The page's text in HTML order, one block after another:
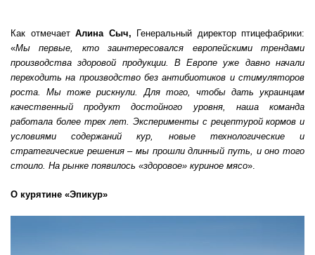
Как отмечает Алина Сыч,
Генеральный директор птицефабрики:
«Мы первые, кто заинтересовался европейскими трендами
производства здоровой продукции. В Европе уже давно начали
переходить на производство без антибиотиков и стимуляторов
роста. Мы тоже рискнули. Для того, чтобы дать украинцам
качественный продукт достойного уровня, наша команда
работала более трех лет. Эксперименты с рецептурой кормов и
условиями содержаний кур, новые технологические и
стратегические решения – мы прошли длинный путь, и оно того
стоило. На рынке появилось «здоровое» куриное мясо».
О курятине «Эпикур»